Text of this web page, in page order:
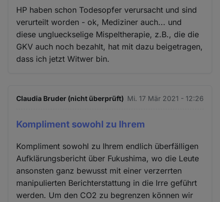
HP haben schon Todesopfer verursacht und sind
verurteilt worden - ok, Mediziner auch... und
diese unglueckselige Mispeltherapie, z.B., die die
GKV auch noch bezahlt, hat mit dazu beigetragen,
dass ich jetzt Witwer bin.
Claudia Bruder (nicht überprüft) Mi. 17 Mär 2021 - 12:26
Kompliment sowohl zu Ihrem
Kompliment sowohl zu Ihrem endlich überfälligen
Aufklärungsbericht über Fukushima, wo die Leute
ansonsten ganz bewusst mit einer verzerrten
manipulierten Berichterstattung in die Irre geführt
werden. Um den CO2 zu begrenzen können wir